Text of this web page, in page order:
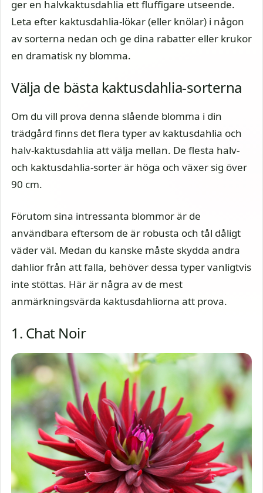
ger en halvkaktusdahlia ett fluffigare utseende.
Leta efter kaktusdahlia-lökar (eller knölar) i någon
av sorterna nedan och ge dina rabatter eller krukor
en dramatisk ny blomma.
Välja de bästa kaktusdahlia-sorterna
Om du vill prova denna slående blomma i din
trädgård finns det flera typer av kaktusdahlia och
halv-kaktusdahlia att välja mellan. De flesta halv-
och kaktusdahlia-sorter är höga och växer sig över
90 cm.
Förutom sina intressanta blommor är de
användbara eftersom de är robusta och tål dåligt
väder väl. Medan du kanske måste skydda andra
dahlior från att falla, behöver dessa typer vanligtvis
inte stöttas. Här är några av de mest
anmärkningsvärda kaktusdahliorna att prova.
1. Chat Noir